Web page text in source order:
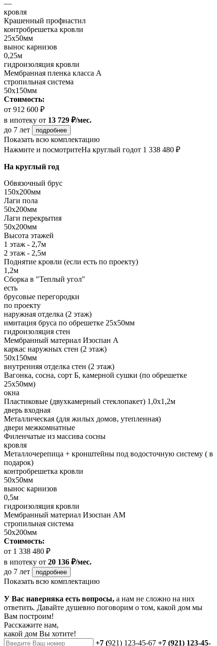
—
кровля
Крашенный профнастил
контробрешетка кровли
25х50мм
вынос карнизов
0,25м
гидроизоляция кровли
Мембранная пленка класса А
стропильная система
50х150мм
Стоимость:
от 912 600 ₽
в ипотеку от 13 729 ₽/мес.
до 7 лет
подробнее
Показать всю комплектацию
Нажмите и посмотритеНа круглый годот 1 338 480 ₽
На круглый год
Обвязочный брус
150х200мм
Лаги пола
50х200мм
Лаги перекрытия
50х200мм
Высота этажей
1 этаж - 2,7м
2 этаж - 2,5м
Поднятие кровли (если есть по проекту)
1,2м
Сборка в "Теплый угол"
есть
брусовые перегородки
по проекту
наружная отделка (2 этаж)
имитация бруса по обрешетке 25х50мм
гидроизоляция стен
Мембранный материал Изоспан А
каркас наружных стен (2 этаж)
50х150мм
внутренняя отделка стен (2 этаж)
Вагонка, сосна, сорт Б, камерной сушки (по обрешетке
25х50мм)
окна
Пластиковые (двухкамерный стеклопакет) 1,0х1,2м
дверь входная
Металлическая (для жилых домов, утепленная)
двери межкомнатные
Филенчатые из массива сосны
кровля
Металлочерепица + кронштейны под водосточную систему ( в
подарок)
контробрешетка кровли
50х50мм
вынос карнизов
0,5м
гидроизоляция кровли
Мембранный материал Изоспан АМ
стропильная система
50х200мм
Стоимость:
от 1 338 480 ₽
в ипотеку от 20 136 ₽/мес.
до 7 лет
подробнее
Показать всю комплектацию
У Вас наверняка есть вопросы, а нам не сложно на них
ответить. Давайте душевно поговорим о том, какой дом мы
Вам построим!
Расскажите нам,
какой дом Вы хотите!
+7 (921) 123-45-67 +7 (921) 123-45-